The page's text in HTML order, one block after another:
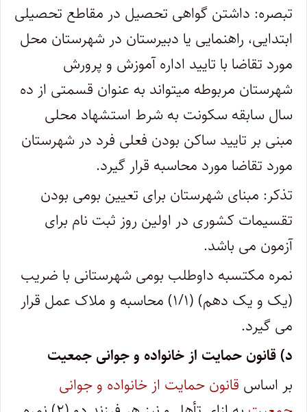
تبصره: داشتن گواهی تحصیل در مقاطع تحصیلی
ابتدایی، راهنمایی یا دبیرستان در شهرستان محل
مورد تقاضا با تایید اداره آموزش و پرورش
شهرستان مربوطه میتواند به عنوان قسمتی از ده
سال سابقه سکونت به شرط استشهاد محلی
مبنی بر تایید ساکن بودن فعلی فرد در شهرستان
مورد تقاضا مورد محاسبه قرار گیرد.
تذکر: مبنای شهرستان برای تعیین بومی بودن
تقسیمات کشوری در اولین روز ثبت نام برای
آزمون می باشد.
نمره مکتسبه داوطلب بومی شهرستانی با ضریب
(یک و یک دهم) (۱/۱) محاسبه و ملاک عمل قرار
می گیرد.
د) قانون حمایت از خانواده و جوانی جمعیت
بر اساس قانون حمایت از خانواده و جوانی